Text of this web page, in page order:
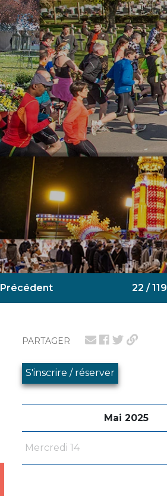
Précédent 22 / 119
PARTAGER
S'inscrire / réserver
Mai 2025
Mercredi 14